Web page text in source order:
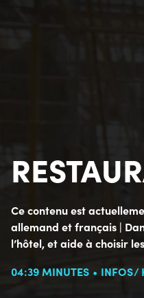
Ce contenu est
allemand et français |
l’hôtel, et aide à choisir
04:39 MINUTES
INFOS